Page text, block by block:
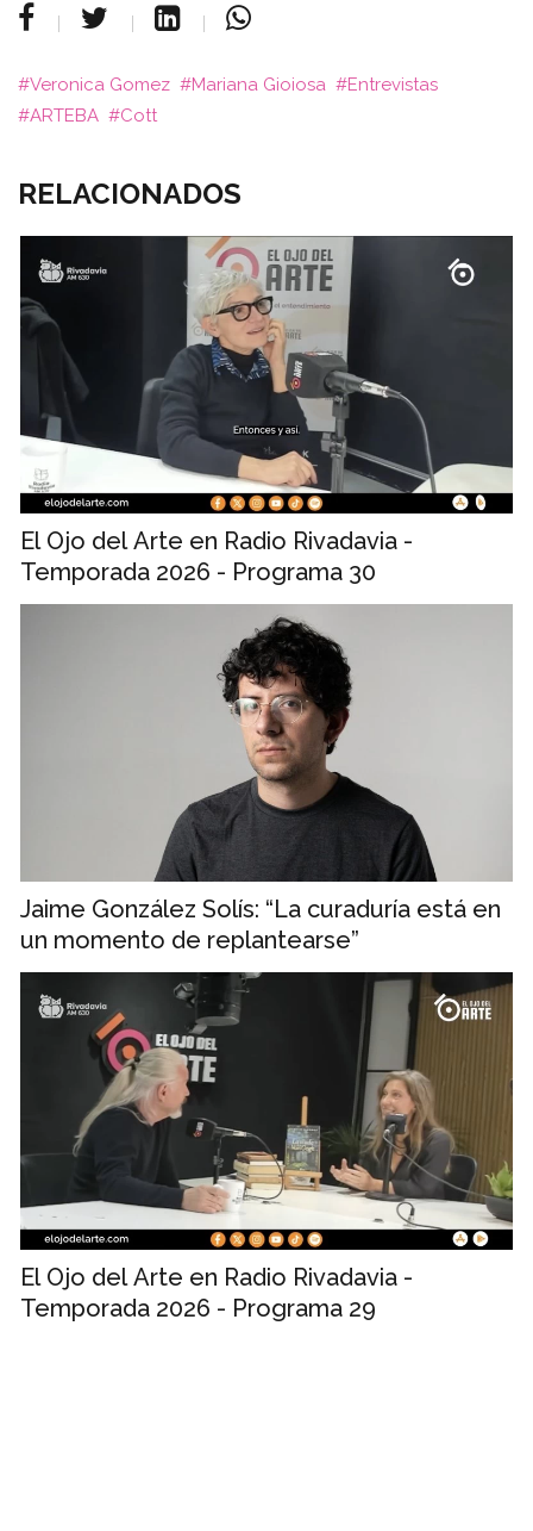
Veronica Gomez Mariana Gioiosa
Entrevistas
ARTEBA
Cott
RELACIONADOS
El Ojo del Arte en Radio Rivadavia -
Temporada 2026 - Programa 30
Jaime González Solís: “La curaduría está en
un momento de replantearse”
El Ojo del Arte en Radio Rivadavia -
Temporada 2026 - Programa 29